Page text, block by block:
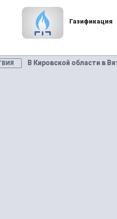
Газификация
В Кировской области в Вятке